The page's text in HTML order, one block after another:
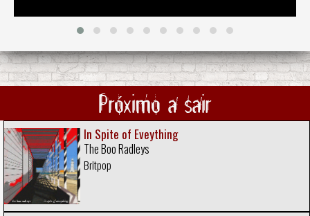
Próximo a sair
In Spite of Eveything
The Boo Radleys
Britpop